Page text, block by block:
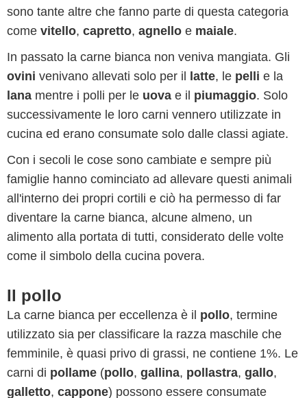
sono tante altre che fanno parte di questa categoria
come vitello, capretto, agnello e maiale.
In passato la carne bianca non veniva mangiata. Gli
ovini venivano allevati solo per il latte, le pelli e la
lana mentre i polli per le uova e il piumaggio. Solo
successivamente le loro carni vennero utilizzate in
cucina ed erano consumate solo dalle classi agiate.
Con i secoli le cose sono cambiate e sempre più
famiglie hanno cominciato ad allevare questi animali
all'interno dei propri cortili e ciò ha permesso di far
diventare la carne bianca, alcune almeno, un
alimento alla portata di tutti, considerato delle volte
come il simbolo della cucina povera.
Il pollo
La carne bianca per eccellenza è il pollo, termine
utilizzato sia per classificare la razza maschile che
femminile, è quasi privo di grassi, ne contiene 1%. Le
carni di pollame (pollo, gallina, pollastra, gallo,
galletto, cappone) possono essere consumate